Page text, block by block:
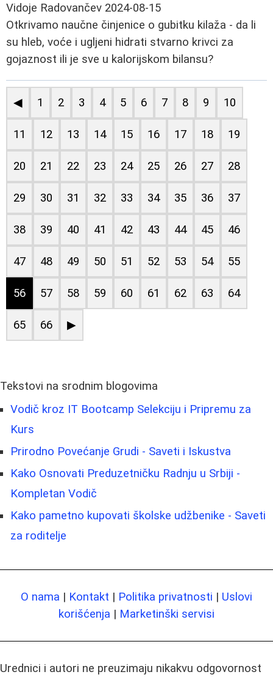
Vidoje Radovančev 2024-08-15
Otkrivamo naučne činjenice o gubitku kilaža - da li
su hleb, voće i ugljeni hidrati stvarno krivci za
gojaznost ili je sve u kalorijskom bilansu?
◀ 1 2 3 4 5 6 7 8 9 10
11 12 13 14 15 16 17 18 19
20 21 22 23 24 25 26 27 28
29 30 31 32 33 34 35 36 37
38 39 40 41 42 43 44 45 46
47 48 49 50 51 52 53 54 55
56 57 58 59 60 61 62 63 64
65 66 ▶
Tekstovi na srodnim blogovima
Vodič kroz IT Bootcamp Selekciju i Pripremu za
Kurs
Prirodno Povećanje Grudi - Saveti i Iskustva
Kako Osnovati Preduzetničku Radnju u Srbiji -
Kompletan Vodič
Kako pametno kupovati školske udžbenike - Saveti
za roditelje
O nama | Kontakt | Politika privatnosti | Uslovi
korišćenja | Marketinški servisi
Urednici i autori ne preuzimaju nikakvu odgovornost